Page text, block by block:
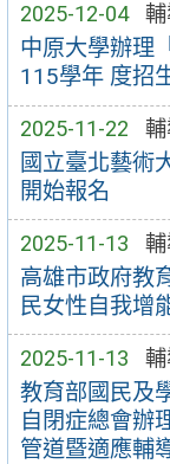
2025-12-04
中原大學辦理
115學年 度招
2025-11-22
國立臺北藝術
開始報名
2025-11-13
高雄市政府教
民女性自我增
2025-11-13
教育部國民及
自閉症總會辦
管道暨適應輔